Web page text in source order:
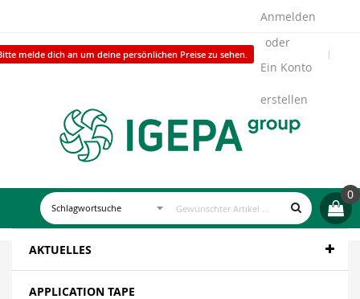
melde dich an um deine persönlichen Preise zu sehen.
Anmelden
Ein Konto
erstellen
0
AKTUELLES
APPLICATION TAPE